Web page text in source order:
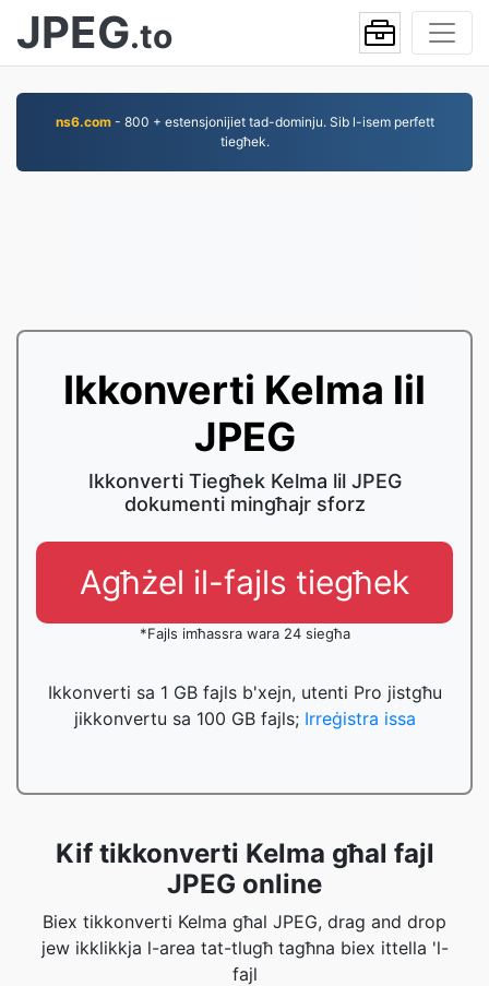
JPEG.to
ns6.com- 800 + estensjonijiet tad-dominju. Sib l-isem perfett
tiegħek.
Ikkonverti Kelma lil
JPEG
Ikkonverti Tiegħek Kelma lil JPEG
dokumenti mingħajr sforz
Agħżel il-fajls tiegħek
*Fajls imħassra wara 24 siegħa
Ikkonverti sa 1 GB fajls b'xejn, utenti Pro jistgħu
jikkonvertu sa 100 GB fajls; Irreġistra issa
Kif tikkonverti Kelma għal fajl
JPEG online
Biex tikkonverti Kelma għal JPEG, drag and drop
jew ikklikkja l-area tat-tlugħ tagħna biex ittella 'l-
fajl